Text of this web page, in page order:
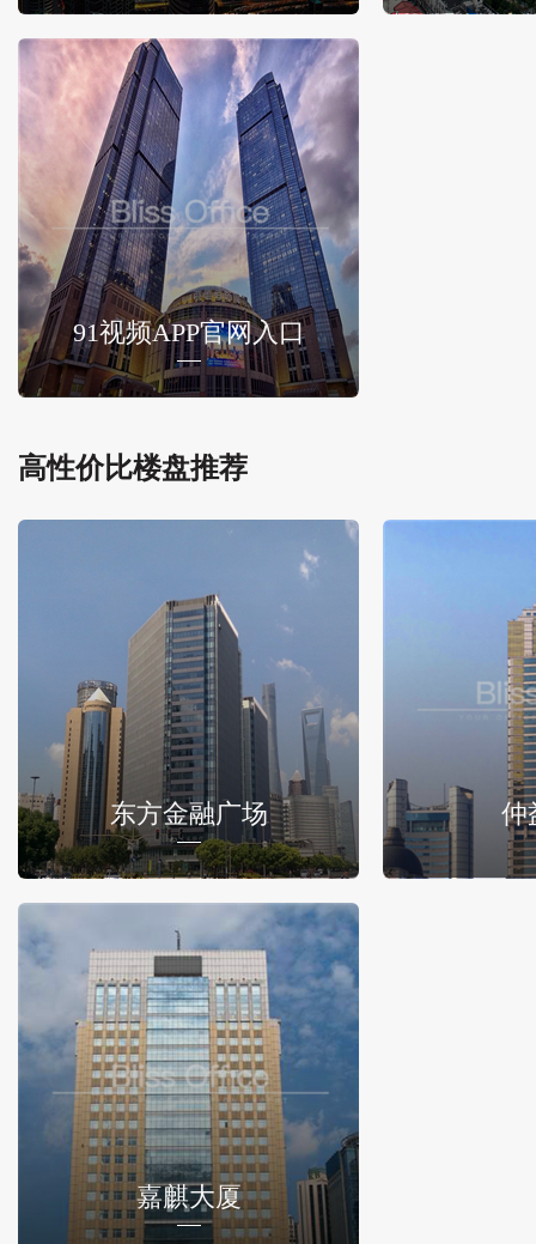
91视频APP官网入口
高性价比楼盘推荐
东方金融广场 仲
嘉麒大厦